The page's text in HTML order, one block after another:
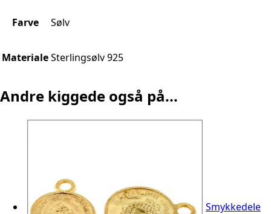
Farve Sølv
MaterialeSterlingsølv 925
Andre kiggede også på...
Smykkedele